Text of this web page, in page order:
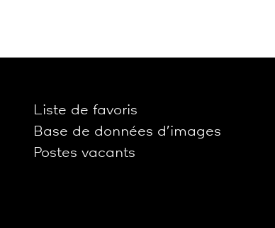
Liste de favoris
Base de données d’images
Postes vacants